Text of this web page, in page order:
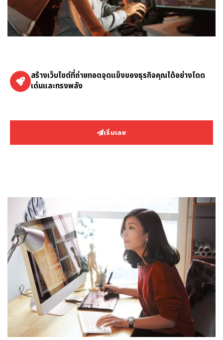
สร้างเว็บไซต์ที่ถ่ายทอดจุดแข็งของธุรกิจคุณได้อย่างโดด
เด่นและทรงพลัง
เริ่มเลย